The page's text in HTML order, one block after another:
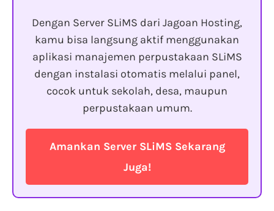
Dengan Server SLiMS dari Jagoan Hosting,
kamu bisa langsung aktif menggunakan
aplikasi manajemen perpustakaan SLiMS
dengan instalasi otomatis melalui panel,
cocok untuk sekolah, desa, maupun
perpustakaan umum.
Amankan Server SLiMS Sekarang
Juga!